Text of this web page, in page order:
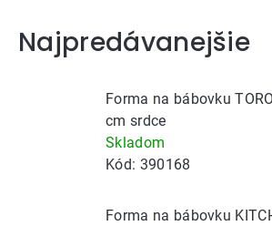
Najpredávanejšie
Forma na bábovku
cm srdce
Skladom
Kód: 390168
Forma na bábovku